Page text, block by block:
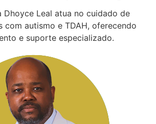
Dhoyce Leal atua no cuidado de
com autismo e TDAH, oferecendo
e suporte especializado.